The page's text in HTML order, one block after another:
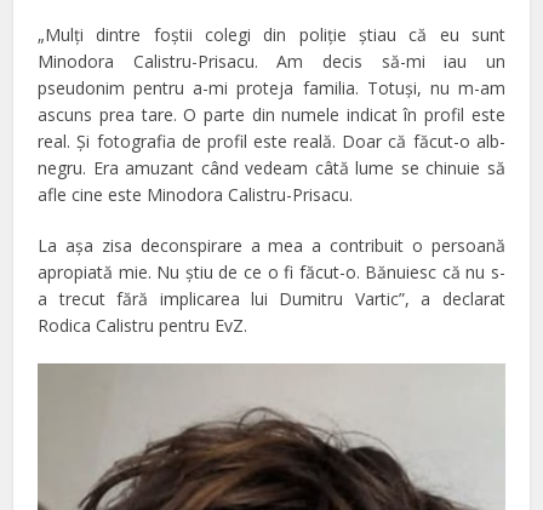
„Mulţi dintre foştii colegi din poliţie ştiau că eu sunt
Minodora Calistru-Prisacu. Am decis să-mi iau un
pseudonim pentru a-mi proteja familia. Totuşi, nu m-am
ascuns prea tare. O parte din numele indicat în profil este
real. Şi fotografia de profil este reală. Doar că făcut-o alb-
negru. Era amuzant când vedeam câtă lume se chinuie să
afle cine este Minodora Calistru-Prisacu.
La aşa zisa deconspirare a mea a contribuit o persoană
apropiată mie. Nu ştiu de ce o fi făcut-o. Bănuiesc că nu s-
a trecut fără implicarea lui Dumitru Vartic”, a declarat
Rodica Calistru pentru EvZ.